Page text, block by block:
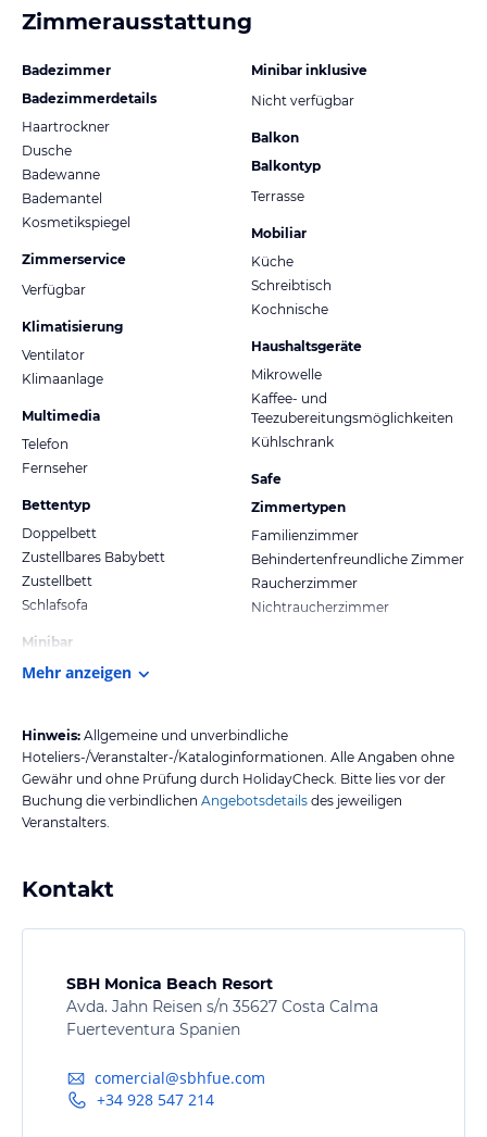
Zimmerausstattung
Badezimmer
Badezimmerdetails
Haartrockner
Dusche
Badewanne
Bademantel
Kosmetikspiegel
Zimmerservice
Verfügbar
Klimatisierung
Ventilator
Klimaanlage
Multimedia
Telefon
Fernseher
Bettentyp
Doppelbett
Zustellbares Babybett
Zustellbett
Schlafsofa
Minibar
Minibar inklusive
Nicht verfügbar
Balkon
Balkontyp
Terrasse
Mobiliar
Küche
Schreibtisch
Kochnische
Haushaltsgeräte
Mikrowelle
Kaffee- und
Teezubereitungsmöglichkeiten
Kühlschrank
Safe
Zimmertypen
Familienzimmer
Behindertenfreundliche Zimmer
Raucherzimmer
Nichtraucherzimmer
Mehr anzeigen
Hinweis: Allgemeine und unverbindliche
Hoteliers-/Veranstalter-/Kataloginformationen. Alle Angaben ohne
Gewähr und ohne Prüfung durch HolidayCheck. Bitte lies vor der
Buchung die verbindlichen Angebotsdetails des jeweiligen
Veranstalters.
Kontakt
SBH Monica Beach Resort
Avda. Jahn Reisen s/n 35627 Costa Calma
Fuerteventura Spanien
comercial@sbhfue.com
+34 928 547 214